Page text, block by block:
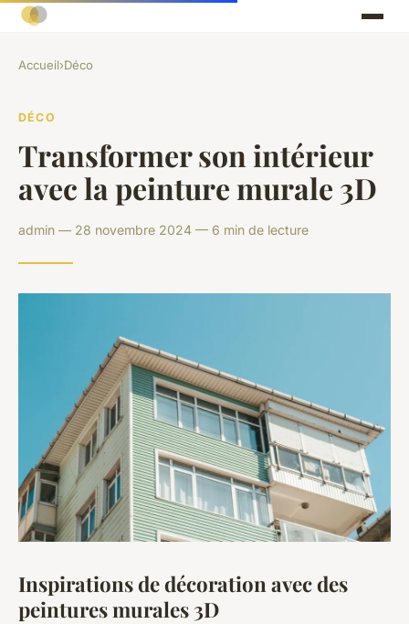
Accueil›Déco
DÉCO
Transformer son intérieur
avec la peinture murale 3D
admin — 28 novembre 2024 — 6 min de lecture
Inspirations de décoration avec des
peintures murales 3D